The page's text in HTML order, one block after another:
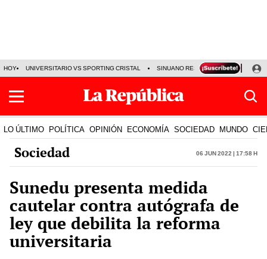
HOY UNIVERSITARIO VS SPORTING CRISTAL SINUANO RESULTADOS HOY
LO ÚLTIMO POLÍTICA OPINIÓN ECONOMÍA SOCIEDAD MUNDO
Sociedad 06 Jun 2022 | 17:58 h
Sunedu presenta medida
cautelar contra autógrafa de
ley que debilita la reforma
universitaria